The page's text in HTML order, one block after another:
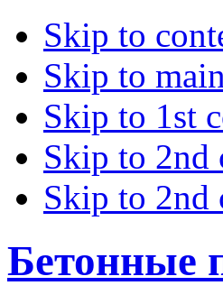
Skip to
Skip to
Skip to 1st
Skip to 2nd
Skip to 2nd
Бетонные